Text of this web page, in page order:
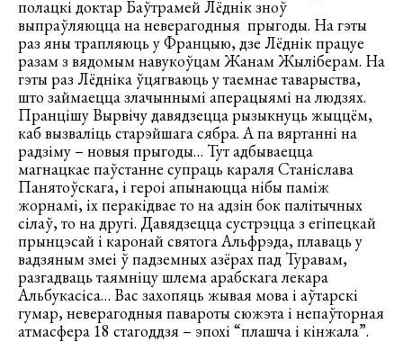
полацкі доктар Баўтрамей Лёднік зноў
выпраўляюцца на неверагодныя прыгоды. На гэты
раз яны трапляюць у Францыю, дзе Лёднік працуе
разам з вядомым навукоўцам Жанам Жыліберам. На
гэты раз Лёдніка ўцягваюць у таемнае таварыства,
што займаецца злачыннымі аперацыямі на людзях.
Пранцішу Вырвічу давядзецца рызыкнуць жыццём,
каб вызваліць старэйшага сябра. А па вяртанні на
радзіму – новыя прыгоды… Тут адбываецца
магнацкае паўстанне супраць караля Станіслава
Панятоўскага, і героі апынаюцца нібы паміж
жорнамі, іх перакідвае то на адзін бок палітычных
сілаў, то на другі. Давядзецца сустрэцца з егіпецкай
прынцэсай і каронай святога Альфрэда, плаваць у
вадзяным змеі ў падземных азёрах пад Туравам,
разгадваць таямніцу шлема арабскага лекара
Альбукасіса… Вас захопяць жывая мова і аўтарскі
гумар, неверагодныя павароты сюжэта і непаўторная
атмасфера 18 стагоддзя – эпохі “плашча і кінжала”.